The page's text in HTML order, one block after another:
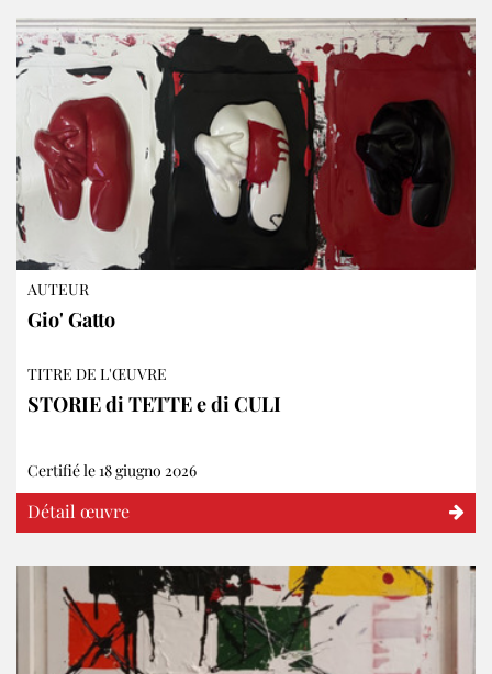
AUTEUR
Gio' Gatto
TITRE DE L'ŒUVRE
STORIE di TETTE e di CULI
Certifié le 18 giugno 2026
Détail œuvre